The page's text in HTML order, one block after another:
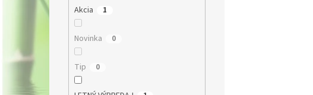
Akcia 1
Novinka 0
Tip 0